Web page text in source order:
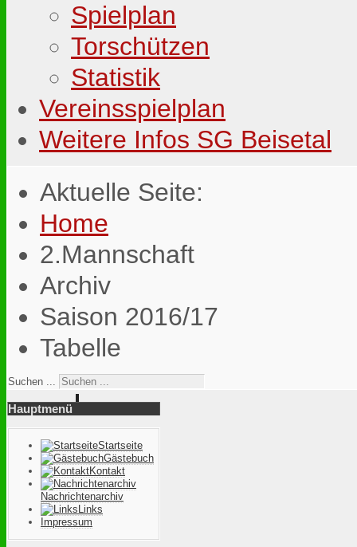
Spielplan
Torschützen
Statistik
Vereinsspielplan
Weitere Infos SG Beisetal
Aktuelle Seite:
Home
2.Mannschaft
Archiv
Saison 2016/17
Tabelle
Suchen ...
Hauptmenü
Startseite
Gästebuch
Kontakt
Nachrichtenarchiv
Links
Impressum